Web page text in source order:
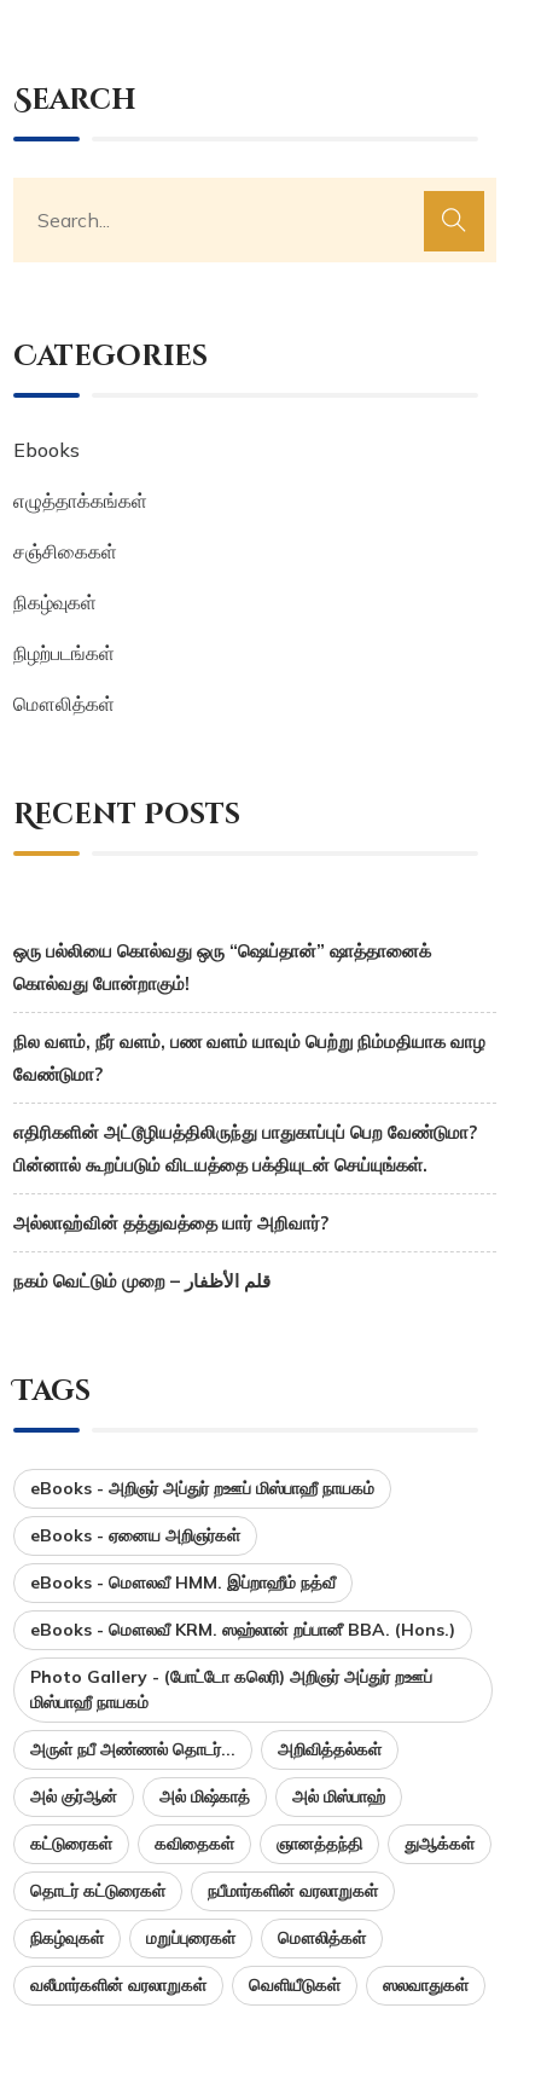
Search
Categories
Ebooks
எழுத்தாக்கங்கள்
சஞ்சிகைகள்
நிகழ்வுகள்
நிழற்படங்கள்
மௌலித்கள்
Recent Posts
ஒரு பல்லியை கொல்வது ஒரு “ஷெய்தான்” ஷாத்தானைக்
கொல்வது போன்றாகும்!
நில வளம், நீர் வளம், பண வளம் யாவும் பெற்று நிம்மதியாக வாழ
வேண்டுமா?
எதிரிகளின் அட்டூழியத்திலிருந்து பாதுகாப்புப் பெற வேண்டுமா?
பின்னால் கூறப்படும் விடயத்தை பக்தியுடன் செய்யுங்கள்.
அல்லாஹ்வின் தத்துவத்தை யார் அறிவார்?
நகம் வெட்டும் முறை – قلم الأظفار
Tags
eBooks - அறிஞர் அப்துர் றஊப் மிஸ்பாஹீ நாயகம்
eBooks - ஏனைய அறிஞர்கள்
eBooks - மௌலவீ HMM. இப்றாஹீம் நத்வீ
eBooks - மௌலவீ KRM. ஸஹ்லான் றப்பானீ BBA. (Hons.)
Photo Gallery - (போட்டோ கலெரி) அறிஞர் அப்துர் றஊப்
மிஸ்பாஹீ நாயகம்
அருள் நபீ அண்ணல் தொடர்... அறிவித்தல்கள்
அல் குர்ஆன் அல் மிஷ்காத் அல் மிஸ்பாஹ்
கட்டுரைகள் கவிதைகள் ஞானத்தந்தி துஆக்கள்
தொடர் கட்டுரைகள் நபீமார்களின் வரலாறுகள்
நிகழ்வுகள் மறுப்புரைகள் மௌலித்கள்
வலீமார்களின் வரலாறுகள் வெளியீடுகள் ஸலவாதுகள்